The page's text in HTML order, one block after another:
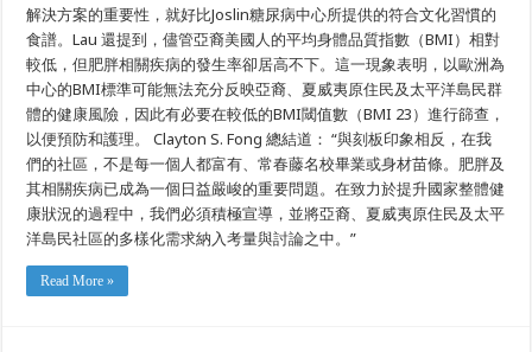
民
社
區
中
的
肥
胖
問
題
解決方案的重要性，就好比Joslin糖尿病中心所提供的符合文化習慣的
食譜。Lau 還提到，儘管亞裔美國人的平均身體品質指數（BMI）相對
較低，但肥胖相關疾病的發生率卻居高不下。這一現象表明，以歐洲為
中心的BMI標準可能無法充分反映亞裔、夏威夷原住民及太平洋島民群
體的健康風險，因此有必要在較低的BMI閾值數（BMI 23）進行篩查，
以便預防和護理。 Clayton S. Fong 總結道： “與刻板印象相反，在我
們的社區，不是每一個人都富有、常春藤名校畢業或身材苗條。肥胖及
其相關疾病已成為一個日益嚴峻的重要問題。在致力於提升國家整體健
康狀況的過程中，我們必須積極宣導，並將亞裔、夏威夷原住民及太平
洋島民社區的多樣化需求納入考量與討論之中。”
Read More »